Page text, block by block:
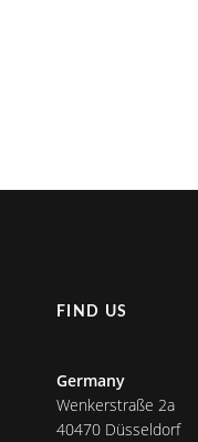
FIND US
Germany
Wenkerstraße 2a
40470 Düsseldorf